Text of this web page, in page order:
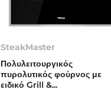
SteakMaster
Πολυλειτουργικός
πυρολυτικός φούρνος με
ειδικό Grill &...